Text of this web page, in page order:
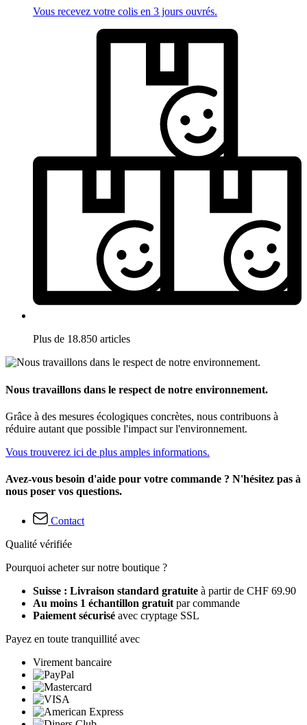
Vous recevez votre colis en 3 jours ouvrés.
Plus de 18.850 articles
Nous travaillons dans le respect de notre environnement.
Grâce à des mesures écologiques concrètes, nous contribuons à
réduire autant que possible l'impact sur l'environnement.
Vous trouverez ici de plus amples informations.
Avez-vous besoin d'aide pour votre commande ? N'hésitez pas à
nous poser vos questions.
Contact
Qualité vérifiée
Pourquoi acheter sur notre boutique ?
Suisse : Livraison standard gratuite à partir de CHF 69.90
Au moins 1 échantillon gratuit par commande
Paiement sécurisé avec cryptage SSL
Payez en toute tranquillité avec
Virement bancaire